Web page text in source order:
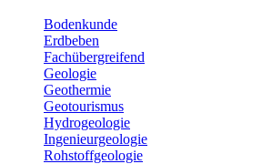
Bodenkunde
Erdbeben
Fachübergreifend
Geologie
Geothermie
Geotourismus
Hydrogeologie
Ingenieurgeologie
Rohstoffgeologie